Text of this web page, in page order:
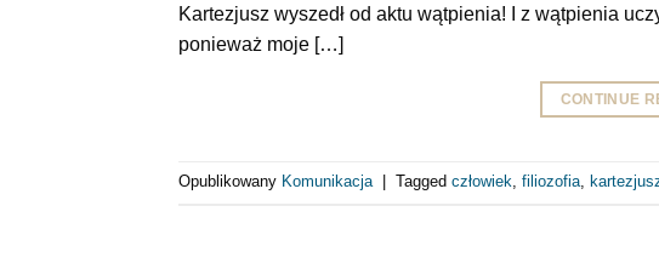
Kartezjusz wyszedł od aktu wątpienia! I z wątpienia
ponieważ moje […]
CONTINUE
Opublikowany Komunikacja Tagged człowiek, filiozofia,